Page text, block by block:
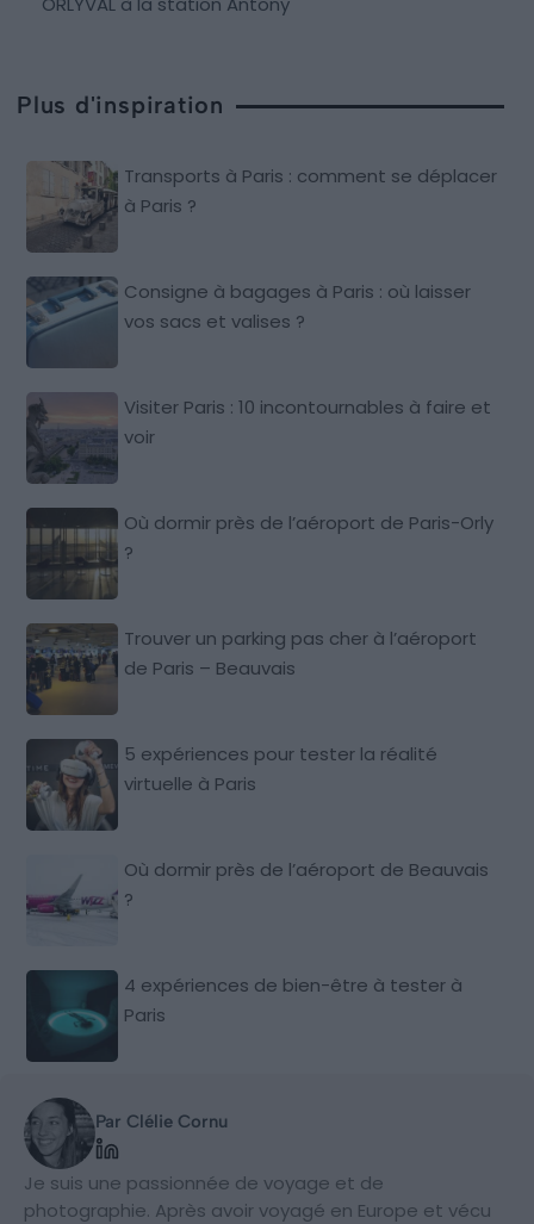
Plus d'inspiration
Transports à Paris : comment se déplacer
à Paris ?
Consigne à bagages à Paris : où laisser
vos sacs et valises ?
Visiter Paris : 10 incontournables à faire et
voir
Où dormir près de l’aéroport de Paris-Orly
?
Trouver un parking pas cher à l’aéroport
de Paris – Beauvais
5 expériences pour tester la réalité
virtuelle à Paris
Où dormir près de l’aéroport de Beauvais
?
4 expériences de bien-être à tester à
Paris
Par Clélie Cornu
Je suis une passionnée de voyage et de
photographie. Après avoir voyagé en Europe et vécu